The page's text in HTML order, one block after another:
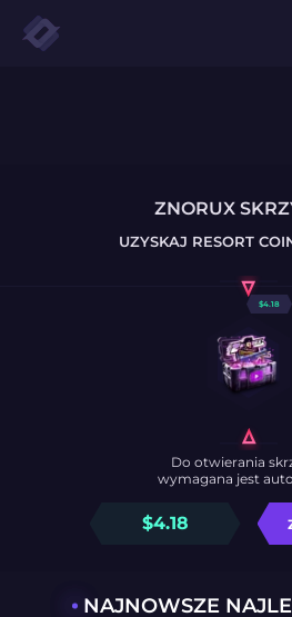
ZNORUX
UZYSKAJ RESORT
$4.18
$4.18
Do otwierania
wymagana jest
NAJNOWSZE